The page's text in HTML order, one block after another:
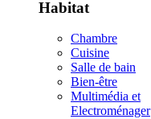
Habitat
Chambre
Cuisine
Salle de bain
Bien-être
Multimédia et
Electroménager